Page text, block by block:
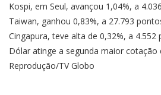
Kospi, em Seul, avançou 1,04%, a
Taiwan, ganhou 0,83%, a 27.793
Cingapura, teve alta de 0,32%, a 4.552
Dólar atinge a segunda maior cotação
Reprodução/TV Globo